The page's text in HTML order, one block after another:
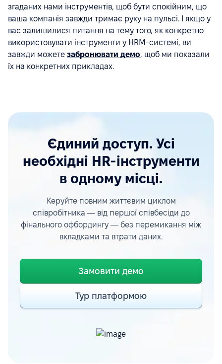
згаданих нами інструментів, щоб бути спокійним, що
ваша компанія завжди тримає руку на пульсі. І якщо у
вас залишилися питання на тему того, як конкретно
використовувати інструменти у HRM-системі, ви
завжди можете забронювати демо, щоб ми показали
їх на конкретних прикладах.
Єдиний доступ. Усі
необхідні HR-інструменти
в одному місці.
Керуйте повним життєвим циклом
співробітника — від першої співбесіди до
фінального офбордингу — без перемикання між
вкладками та втрати даних.
Замовити демо
Тур платформою